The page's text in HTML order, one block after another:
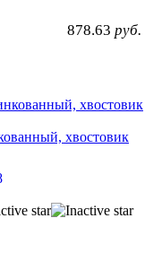
878.63 руб.
хвостовик